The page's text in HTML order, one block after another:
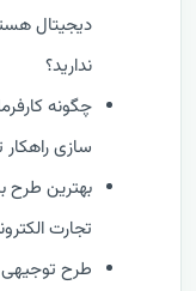
دیجیتال
ندارید؟
چگونه
سازی
بهترین طرح
تجارت
طرح توجیهی